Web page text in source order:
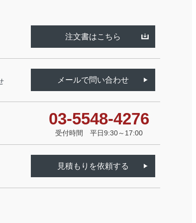
注文書はこちら
メールで問い合わせ
03-5548-4276
受付時間 平日9:30～17:00
見積もりを依頼する